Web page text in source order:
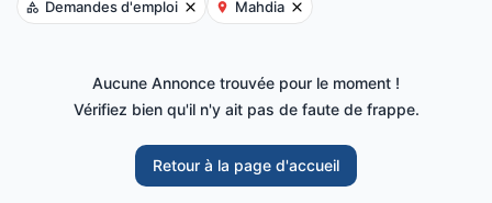
Demandes d'emploi Mahdia
Aucune Annonce trouvée pour le moment !
Vérifiez bien qu'il n'y ait pas de faute de frappe.
Retour à la page d'accueil